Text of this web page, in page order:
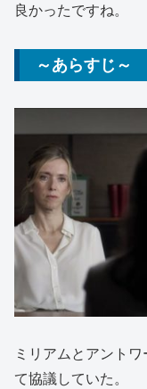
良かったですね。
～あらすじ～
ミリアムとアント
て協議していた。